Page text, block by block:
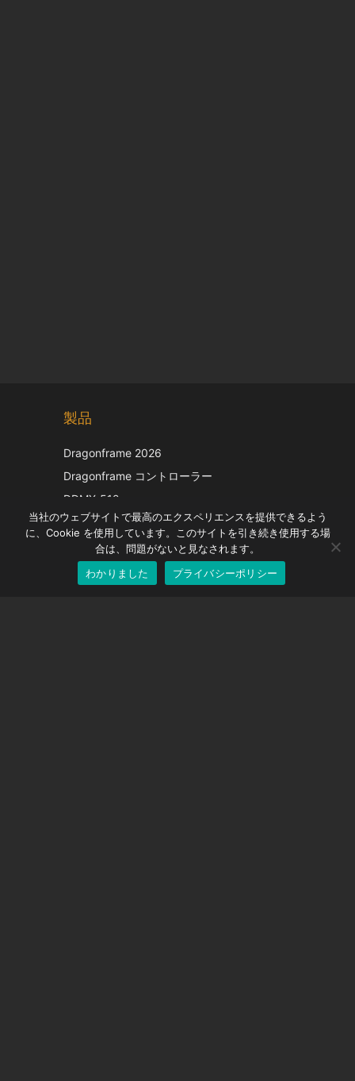
製品
Dragonframe 2026
Dragonframe コントローラー
DDMX-512
DMC-32
EOS LV補正キャップ
当社のウェブサイトで最高のエクスペリエンスを提供できるよう
に、Cookie を使用しています。このサイトを引き続き使用する場
合は、問題がないと見なされます。
わかりました
プライバシーポリシー
Japanese
English
German